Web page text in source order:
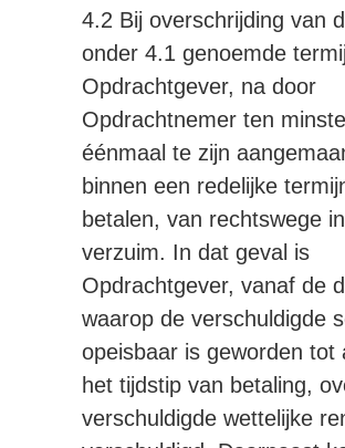
4.2 Bij overschrijding van
onder 4.1 genoemde
Opdrachtgever, na door
Opdrachtnemer ten minste
éénmaal te zijn
binnen een redelijke
betalen, van rechtswege in
verzuim. In dat geval is
Opdrachtgever, vanaf de
waarop de verschuldigde
opeisbaar is geworden tot
het tijdstip van betaling,
verschuldigde wettelijke